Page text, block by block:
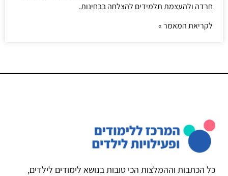
חרדה ולהעצמת תלמידים להצלחה בבחינות.
לקריאת המאמר »
כל הכתבות וההמלצות הכי טובות בנושא לימודים לילדים,